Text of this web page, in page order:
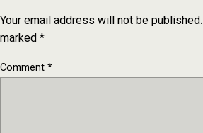
Your email address will not be published.
marked*
Comment*